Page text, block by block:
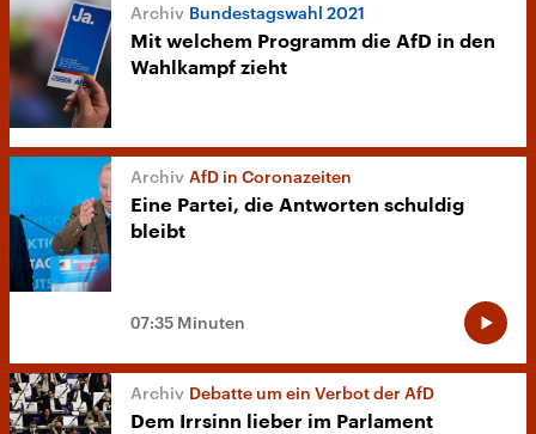
Bundestagswahl 2021
Mit welchem Programm die AfD in den
Wahlkampf zieht
AfD in Coronazeiten
Eine Partei, die Antworten schuldig
bleibt
07:35 Minuten
Debatte um ein Verbot der AfD
Dem Irrsinn lieber im Parlament